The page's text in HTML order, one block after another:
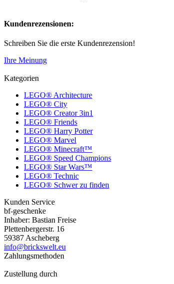
Kundenrezensionen:
Schreiben Sie die erste Kundenrezension!
Ihre Meinung
Kategorien
LEGO® Architecture
LEGO® City
LEGO® Creator 3in1
LEGO® Friends
LEGO® Harry Potter
LEGO® Marvel
LEGO® Minecraft™
LEGO® Speed Champions
LEGO® Star Wars™
LEGO® Technic
LEGO® Schwer zu finden
Kunden Service
bf-geschenke
Inhaber: Bastian Freise
Plettenbergerstr. 16
59387 Ascheberg
info@brickswelt.eu
Zahlungsmethoden
Zustellung durch